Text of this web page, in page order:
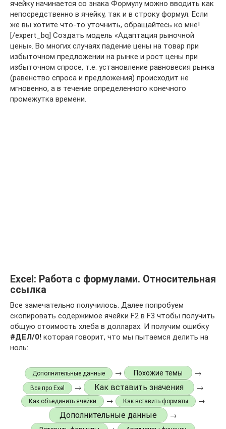
ячейку начинается со знака Формулу можно вводить как
непосредственно в ячейку, так и в строку формул. Если
же вы хотите что-то уточнить, обращайтесь ко мне!
[/expert_bq] Создать модель «Адаптация рыночной
цены». Во многих случаях падение цены на товар при
избыточном предложении на рынке и рост цены при
избыточном спросе, т.е. установление равновесия рынка
(равенство спроса и предложения) происходит не
мгновенно, а в течение определенного конечного
промежутка времени.
Excel: Работа с формулами. Относительная
ссылка
Все замечательно получилось. Далее попробуем
скопировать содержимое ячейки F2 в F3 чтобы получить
общую стоимость хлеба в долларах. И получим ошибку
#ДЕЛ/0! которая говорит, что мы пытаемся делить на
ноль:
Дополнительные данные → Похожие темы →
Все про Exel → Как вставить значения →
Как объединить ячейки → Как вставить форматы →
Дополнительные данные →